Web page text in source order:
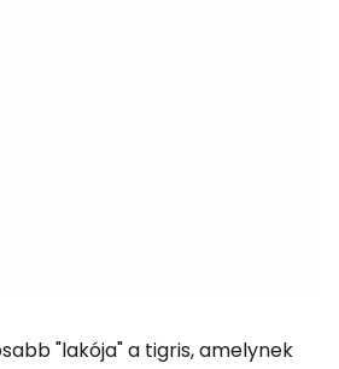
"lakója" a tigris, amelynek